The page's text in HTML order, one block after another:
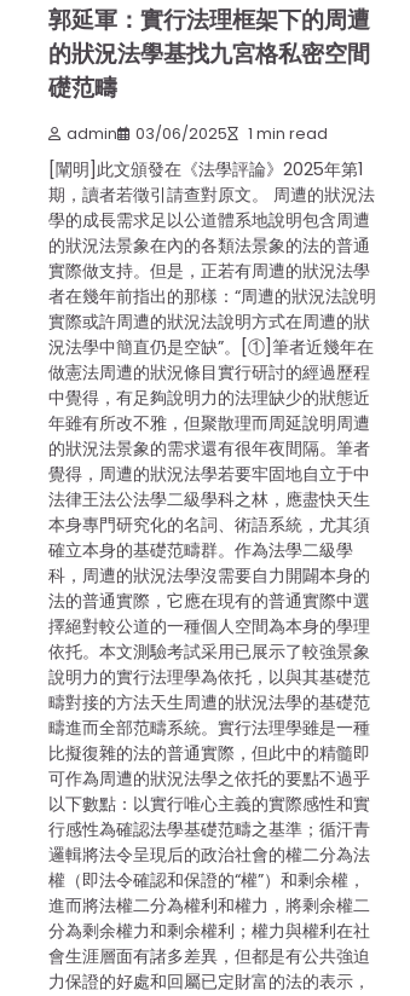
郭延軍：實行法理框架下的周遭
的狀況法學基找九宮格私密空間
礎范疇
admin 03/06/2025 1 min read
[闡明]此文頒發在《法學評論》2025年第1
期，讀者若徵引請查對原文。 周遭的狀況法
學的成長需求足以公道體系地說明包含周遭
的狀況法景象在內的各類法景象的法的普通
實際做支持。但是，正若有周遭的狀況法學
者在幾年前指出的那樣：“周遭的狀況法說明
實際或許周遭的狀況法說明方式在周遭的狀
況法學中簡直仍是空缺”。[①]筆者近幾年在
做憲法周遭的狀況條目實行研討的經過歷程
中覺得，有足夠說明力的法理缺少的狀態近
年雖有所改不雅，但聚散理而周延說明周遭
的狀況法景象的需求還有很年夜間隔。筆者
覺得，周遭的狀況法學若要牢固地自立于中
法律王法公法學二級學科之林，應盡快天生
本身專門研究化的名詞、術語系統，尤其須
確立本身的基礎范疇群。作為法學二級學
科，周遭的狀況法學沒需要自力開闢本身的
法的普通實際，它應在現有的普通實際中選
擇絕對較公道的一種個人空間為本身的學理
依托。本文測驗考試采用已展示了較強景象
說明力的實行法理學為依托，以與其基礎范
疇對接的方法天生周遭的狀況法學的基礎范
疇進而全部范疇系統。實行法理學雖是一種
比擬復雜的法的普通實際，但此中的精髓即
可作為周遭的狀況法學之依托的要點不過乎
以下數點：以實行唯心主義的實際感性和實
行感性為確認法學基礎范疇之基準；循汗青
邏輯將法令呈現后的政治社會的權二分為法
權（即法令確認和保證的“權”）和剩余權，
進而將法權二分為權利和權力，將剩余權二
分為剩余權力和剩余權利；權力與權利在社
會生涯層面有諸多差異，但都是有公共強迫
力保證的好處和回屬已定財富的法的表示，